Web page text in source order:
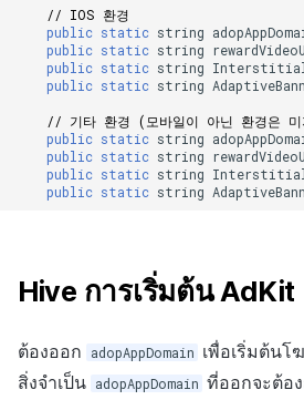
// IOS 환경
public static string
public static string
public static string
public static string
// 기타 환경 (모바일이 아닌 환경은 미
public static string
public static string
public static string
public static string
Hive การเริ่มต้น AdKit
ต้องออก adopAppDomain เพื่อเริ่มต้นโ
สิ่งจำเป็น adopAppDomain ที่ออกจะต้อ